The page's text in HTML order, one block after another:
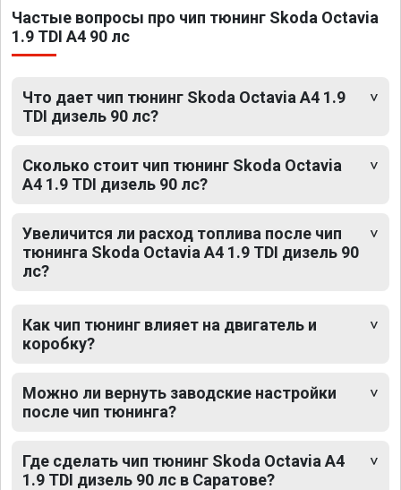
Частые вопросы про чип тюнинг Skoda Octavia
1.9 TDI A4 90 лс
Что дает чип тюнинг Skoda Octavia A4 1.9
TDI дизель 90 лс?
Сколько стоит чип тюнинг Skoda Octavia
A4 1.9 TDI дизель 90 лс?
Увеличится ли расход топлива после чип
тюнинга Skoda Octavia A4 1.9 TDI дизель 90
лс?
Как чип тюнинг влияет на двигатель и
коробку?
Можно ли вернуть заводские настройки
после чип тюнинга?
Где сделать чип тюнинг Skoda Octavia A4
1.9 TDI дизель 90 лс в Саратове?